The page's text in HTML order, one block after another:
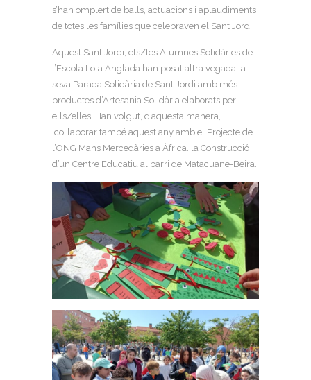
s’han omplert de balls, actuacions i aplaudiments
de totes les famílies que celebraven el Sant Jordi.
Aquest Sant Jordi, els/les Alumnes Solidàries de
l’Escola Lola Anglada han posat altra vegada la
seva Parada Solidària de Sant Jordi amb més
productes d’Artesania Solidària elaborats per
ells/elles. Han volgut, d’aquesta manera,
col·laborar també aquest any amb el Projecte de
l’ONG Mans Mercedàries a Àfrica. la Construcció
d’un Centre Educatiu al barri de Matacuane-Beira.